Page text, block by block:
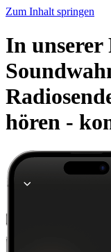
Zum Inhalt springen
In unserer
hören -